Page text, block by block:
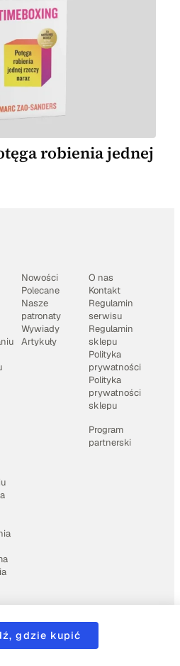
robienia jednej
Nowości
Polecane
Nasze
patronaty
Wywiady
Artykuły
O nas
Kontakt
Regulamin
serwisu
Regulamin
sklepu
Polityka
prywatności
Polityka
prywatności
sklepu
Program
partnerski
Wspierane przezWeblio
gdzie kupić